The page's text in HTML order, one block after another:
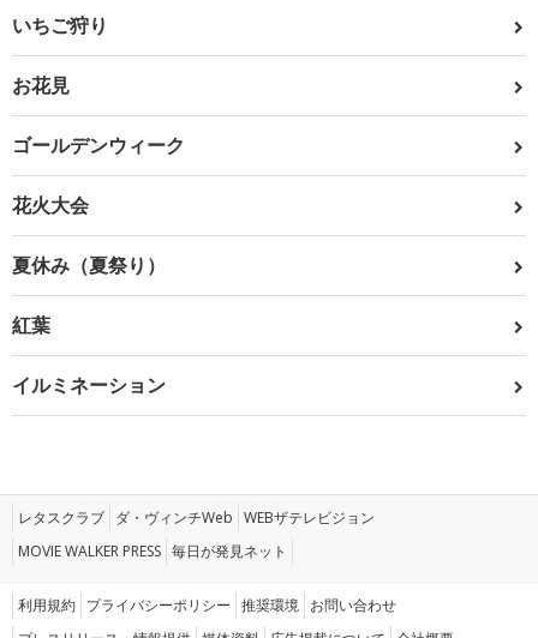
いちご狩り
お花見
ゴールデンウィーク
花火大会
夏休み（夏祭り）
紅葉
イルミネーション
レタスクラブ ダ・ヴィンチWeb WEBザテレビジョン
MOVIE WALKER PRESS 毎日が発見ネット
利用規約 プライバシーポリシー 推奨環境 お問い合わせ